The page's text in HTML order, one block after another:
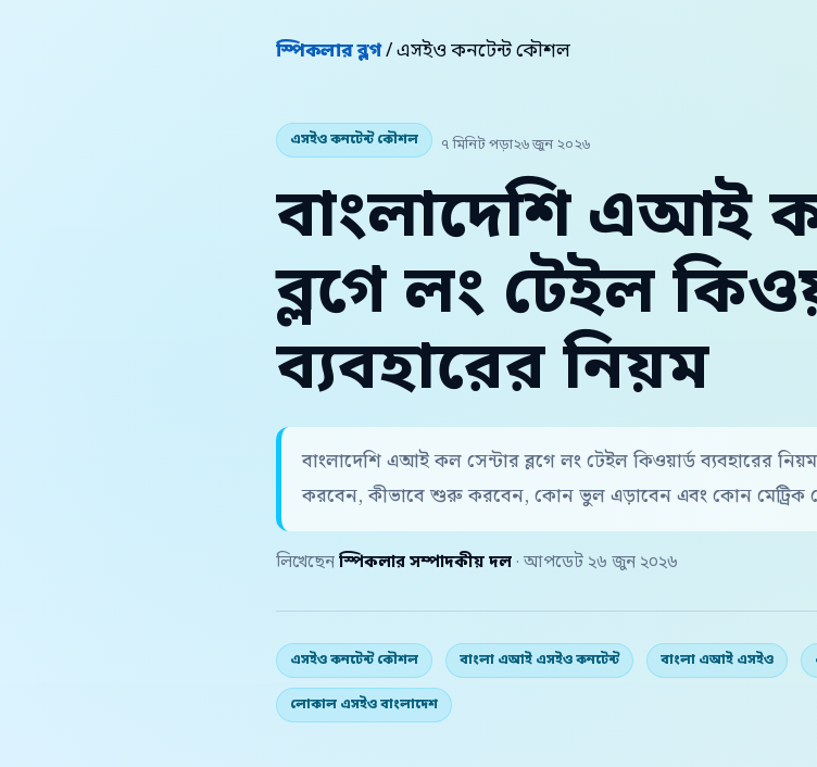
স্পিকলার ব্লগ/ এসইও কনটেন্ট কৌশল
এসইও কনটেন্ট কৌশল ৭ মিনিট পড়া২৬ জুন ২০২৬
বাংলাদেশি এআই
ব্লগে লং টেইল
ব্যবহারের নিয়ম
বাংলাদেশি এআই কল সেন্টার ব্লগে লং টেইল কিওয়ার্ড ব্যবহারের
করবেন, কীভাবে শুরু করবেন, কোন ভুল এড়াবেন এবং কোন মেট্রিক
লিখেছেন স্পিকলার সম্পাদকীয় দল · আপডেট ২৬ জুন ২০২৬
এসইও কনটেন্ট কৌশল বাংলা এআই এসইও কনটেন্ট বাংলা এআই এসইও
লোকাল এসইও বাংলাদেশ